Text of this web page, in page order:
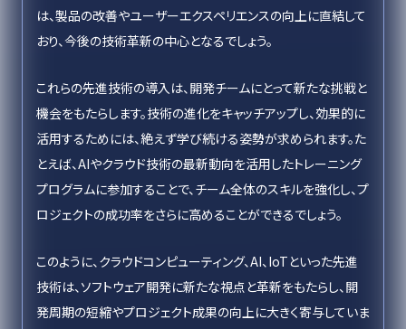
は、製品の改善やユーザーエクスペリエンスの向上に直結して
おり、今後の技術革新の中心となるでしょう。
これらの先進技術の導入は、開発チームにとって新たな挑戦と
機会をもたらします。技術の進化をキャッチアップし、効果的に
活用するためには、絶えず学び続ける姿勢が求められます。た
とえば、AIやクラウド技術の最新動向を活用したトレーニング
プログラムに参加することで、チーム全体のスキルを強化し、プ
ロジェクトの成功率をさらに高めることができるでしょう。
このように、クラウドコンピューティング、AI、IoTといった先進
技術は、ソフトウェア開発に新たな視点と革新をもたらし、開
発周期の短縮やプロジェクト成果の向上に大きく寄与していま